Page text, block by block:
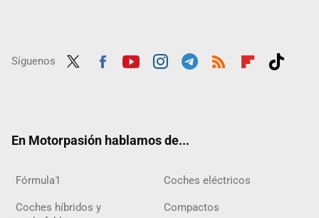
Síguenos
En Motorpasión hablamos de...
Fórmula1 Coches eléctricos
Coches híbridos y
Compactos